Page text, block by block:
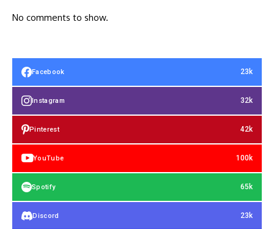
No comments to show.
Facebook 23k
Instagram 32k
Pinterest 42k
YouTube 100k
Spotify 65k
Discord 23k